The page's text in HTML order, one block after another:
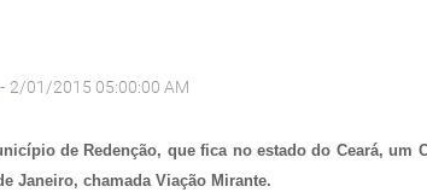
- 2/01/2015 05:00:00 AM
de Redenção, que fica no estado do Ceará, um
Janeiro, chamada Viação Mirante.